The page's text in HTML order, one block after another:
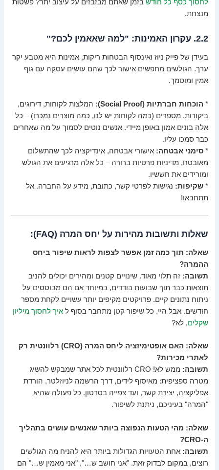
לחסוך כסף כל חודש בזמן שאתם מבזבזים על עיצוב יתר? פשטות
מנצחת.
2.2. עקרון האמינות: "למה שאאמין לכם?"
בעידן של פייק ניוז ואינסוף הבטחות ריקות, אמינות היא מטבע יקר
ערך. הגולשים מחפשים אישור לכך שהם עושים עסקה עם גוף
אמין ומוסמך.
* הוכחות חברתיות (Social Proof):
המלצות לקוחות, דירוגים,
ביקורות, מספרים (כמה לקוחות יש לנו, כמה מוצרים נמכרו) – כל
אלה בונים אמון באופן מיידי. אנשים נוטים לסמוך על מה שאחרים
כבר סמכו עליו.
*סימני אבטחה: אישורי אבטחה, אינדיקציה לכך שהתשלום
מאובטח, מדיניות פרטיות ברורה – כל אלה מרגיעים את הגולש
ומורידים את חששיו.
*שקיפות: נגישות לפרטי קשר, כתובת, מידע על החברה. אל
תתחבאו!
שאלות ותשובות מהירות על יחס המרה (FAQ):
שאלה: תוך כמה זמן אפשר לצפות לראות שיפור ביחס
ההמרה?
תשובה: זה תלוי מאוד. שינויים קטנים ומהירים יכולים להניב
תוצאות כבר תוך שבועות בודדים, במיוחד אם הם מבוססים על
ניתוח נתונים קיים. פרויקטים מקיפים יותר עשויים לקחת מספר
חודשים. אבל היי, כל שיפור קטן מתחבר בסוף לאיך לחסוך מיליון
שקלים, לא?
שאלה: האם אופטימיזציה ליחס המרה (CRO) רלוונטית רק
לאתרי מכירות?
תשובה:
ממש לא! CRO רלוונטית לכל אתר שמבקש להשיג
מטרה ספציפית: מאיסוף לידים, דרך הרשמה לניוזלטר, הורדת
אפליקציה, יצירת קשר, ועד צפייה בסרטון. כל פעולה שהיא
"המרה" בעיניכם, ניתנת לשיפור.
שאלה: מהי הטעות הנפוצה ביותר שאנשים עושים בתהליך
ה-CRO?
תשובה: אחת הטעויות הגדולות ביותר היא להניח מה הגולשים
רוצים, במקום לבדוק זאת. "אני חושב ש…", "אני מאמין ש…" הם